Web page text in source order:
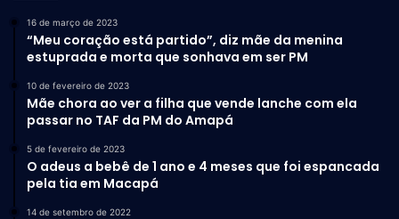
16 de março de 2023
“Meu coração está partido”, diz mãe da menina
estuprada e morta que sonhava em ser PM
10 de fevereiro de 2023
Mãe chora ao ver a filha que vende lanche com ela
passar no TAF da PM do Amapá
5 de fevereiro de 2023
O adeus a bebê de 1 ano e 4 meses que foi espancada
pela tia em Macapá
14 de setembro de 2022